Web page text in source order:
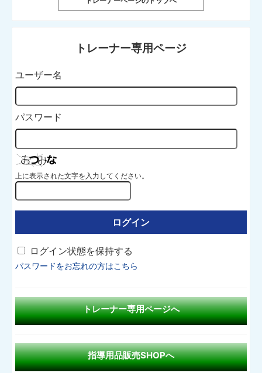
トレーナー専用ページ
ユーザー名
パスワード
上に表示された文字を入力してください。
ログイン状態を保持する
パスワードをお忘れの方はこちら
トレーナー専用ページへ
指導用品販売SHOPへ